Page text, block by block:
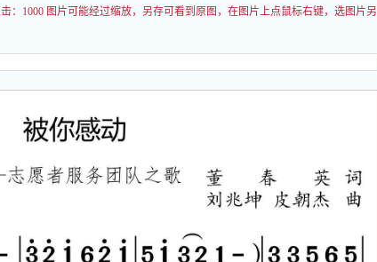
： 1000 图片可能经过缩放，另存可看到原图，在图片上点鼠标右键，选图片另